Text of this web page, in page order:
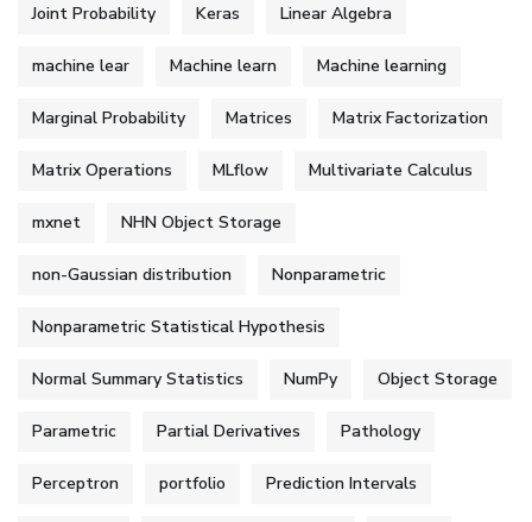
Joint Probability Keras Linear Algebra
machine lear Machine learn Machine learning
Marginal Probability Matrices Matrix Factorization
Matrix Operations MLflow Multivariate Calculus
mxnet NHN Object Storage
non-Gaussian distribution Nonparametric
Nonparametric Statistical Hypothesis
Normal Summary Statistics NumPy Object Storage
Parametric Partial Derivatives Pathology
Perceptron portfolio Prediction Intervals